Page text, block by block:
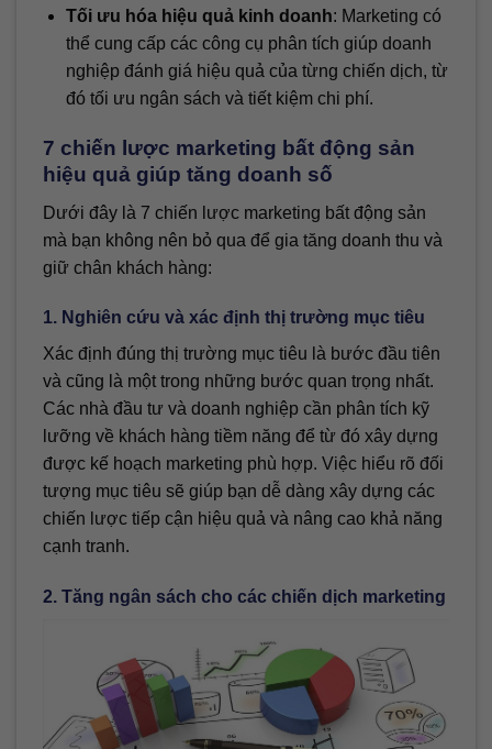
Tối ưu hóa hiệu quả kinh doanh: Marketing có
thể cung cấp các công cụ phân tích giúp doanh
nghiệp đánh giá hiệu quả của từng chiến dịch, từ
đó tối ưu ngân sách và tiết kiệm chi phí.
7 chiến lược marketing bất động sản
hiệu quả giúp tăng doanh số
Dưới đây là 7 chiến lược marketing bất động sản
mà bạn không nên bỏ qua để gia tăng doanh thu và
giữ chân khách hàng:
1. Nghiên cứu và xác định thị trường mục tiêu
Xác định đúng thị trường mục tiêu là bước đầu tiên
và cũng là một trong những bước quan trọng nhất.
Các nhà đầu tư và doanh nghiệp cần phân tích kỹ
lưỡng về khách hàng tiềm năng để từ đó xây dựng
được kế hoạch marketing phù hợp. Việc hiểu rõ đối
tượng mục tiêu sẽ giúp bạn dễ dàng xây dựng các
chiến lược tiếp cận hiệu quả và nâng cao khả năng
cạnh tranh.
2. Tăng ngân sách cho các chiến dịch marketing